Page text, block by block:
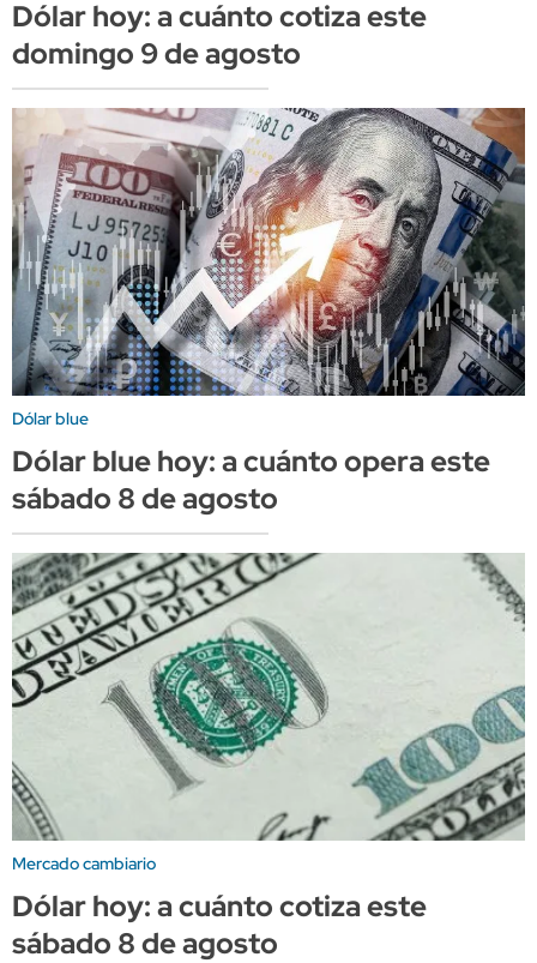
Dólar hoy: a cuánto cotiza este
domingo 9 de agosto
Dólar blue
Dólar blue hoy: a cuánto opera este
sábado 8 de agosto
Mercado cambiario
Dólar hoy: a cuánto cotiza este
sábado 8 de agosto